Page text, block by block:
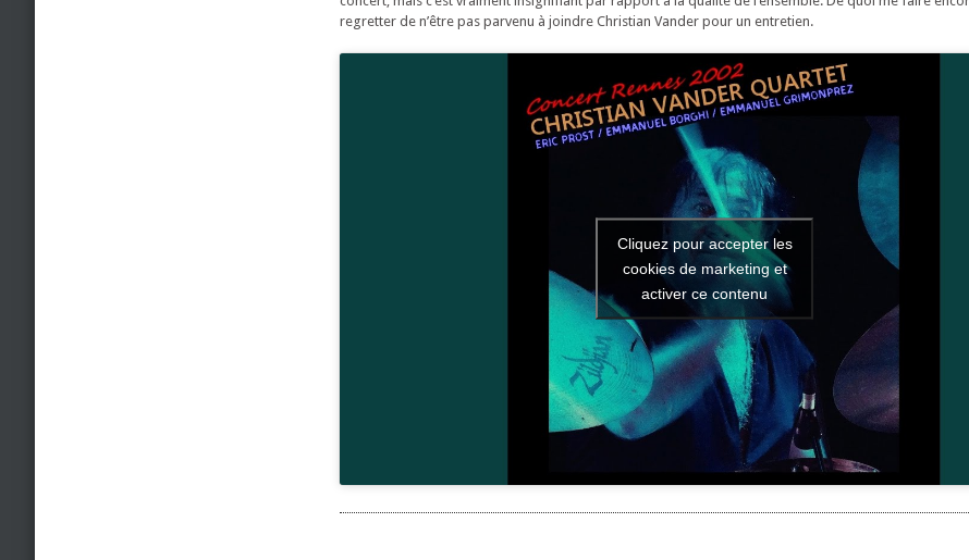
regretter de n’être pas parvenu à joindre Christian Vander pour un entretien.
Cliquez pour accepter les
cookies de marketing et
activer ce contenu